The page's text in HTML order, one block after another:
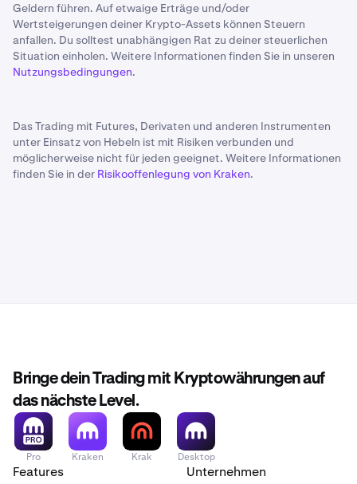
Geldern führen. Auf etwaige Erträge und/oder
Wertsteigerungen deiner Krypto-Assets können Steuern
anfallen. Du solltest unabhängigen Rat zu deiner steuerlichen
Situation einholen. Weitere Informationen finden Sie in unseren
Nutzungsbedingungen.
Das Trading mit Futures, Derivaten und anderen Instrumenten
unter Einsatz von Hebeln ist mit Risiken verbunden und
möglicherweise nicht für jeden geeignet. Weitere Informationen
finden Sie in der Risikooffenlegung von Kraken.
Bringe dein Trading mit Kryptowährungen auf
das nächste Level.
Pro Kraken Krak Desktop
Features Unternehmen